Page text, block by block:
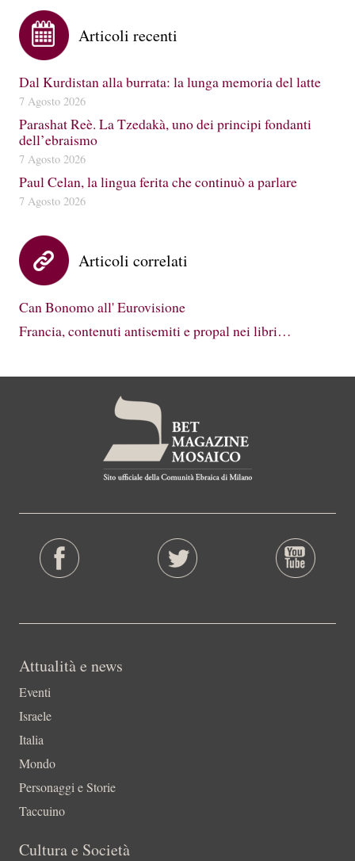
Articoli recenti
Dal Kurdistan alla burrata: la lunga memoria del latte
7 Agosto 2026
Parashat Reè. La Tzedakà, uno dei principi fondanti
dell’ebraismo
7 Agosto 2026
Paul Celan, la lingua ferita che continuò a parlare
7 Agosto 2026
Articoli correlati
Can Bonomo all' Eurovisione
Francia, contenuti antisemiti e propal nei libri…
Attualità e news
Eventi
Israele
Italia
Mondo
Personaggi e Storie
Taccuino
Cultura e Società